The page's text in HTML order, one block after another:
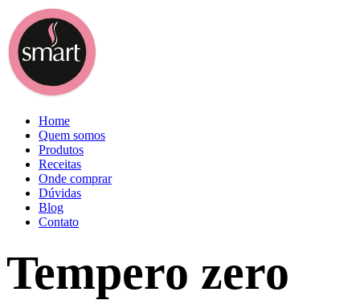
Home
Quem somos
Produtos
Receitas
Onde comprar
Dúvidas
Blog
Contato
Tempero zero